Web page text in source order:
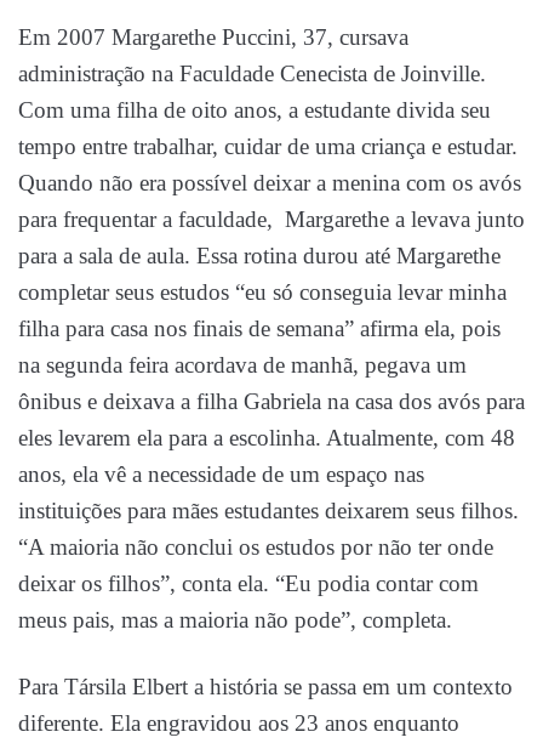
Em 2007 Margarethe Puccini, 37, cursava
administração na Faculdade Cenecista de Joinville.
Com uma filha de oito anos, a estudante divida seu
tempo entre trabalhar, cuidar de uma criança e estudar.
Quando não era possível deixar a menina com os avós
para frequentar a faculdade, Margarethe a levava junto
para a sala de aula. Essa rotina durou até Margarethe
completar seus estudos “eu só conseguia levar minha
filha para casa nos finais de semana” afirma ela, pois
na segunda feira acordava de manhã, pegava um
ônibus e deixava a filha Gabriela na casa dos avós para
eles levarem ela para a escolinha. Atualmente, com 48
anos, ela vê a necessidade de um espaço nas
instituições para mães estudantes deixarem seus filhos.
“A maioria não conclui os estudos por não ter onde
deixar os filhos”, conta ela. “Eu podia contar com
meus pais, mas a maioria não pode”, completa.
Para Társila Elbert a história se passa em um contexto
diferente. Ela engravidou aos 23 anos enquanto